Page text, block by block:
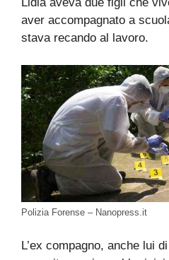
aver accompagnato a
stava recando al lavoro.
Polizia Forense – Nanopress.it
L’ex compagno, anche lui